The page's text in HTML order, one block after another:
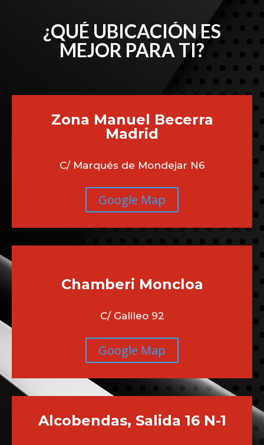
¿QUÉ UBICACIÓN ES
MEJOR PARA TI?
Zona Manuel Becerra
Madrid
C/ Marqués de Mondejar N6
Google Map
Chamberi Moncloa
C/ Galileo 92
Google Map
Alcobendas, Salida 16 N-1